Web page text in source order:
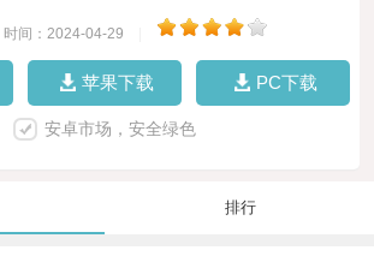
时间：2024-04-29
苹果下载 PC下载
安卓市场，安全绿色
排行